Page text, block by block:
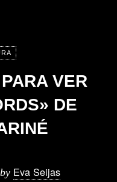
VER
DE
by Eva Seijas